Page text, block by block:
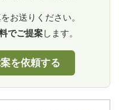
お送りください。
でご提案します。
を依頼する